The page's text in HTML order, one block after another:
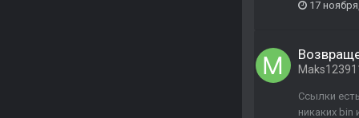
17
Ссылки
никаких